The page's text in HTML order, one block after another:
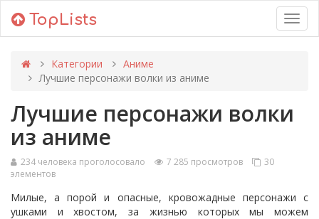
TopLists
Категории
Аниме
Лучшие персонажи волки из аниме
Лучшие персонажи волки
из аниме
234 человека проголосовало 7 285 просмотров
30
элементов
Милые, а порой и опасные, кровожадные персонажи с
ушками и хвостом, за жизнью которых мы можем